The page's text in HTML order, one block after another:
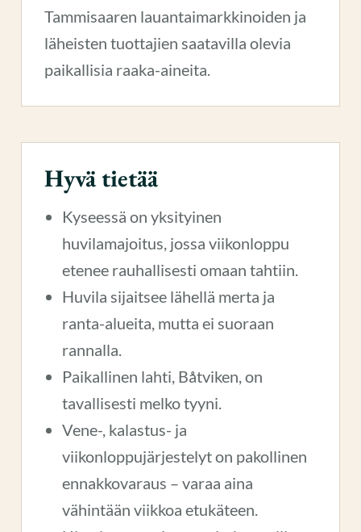
Tammisaaren lauantaimarkkinoiden ja
läheisten tuottajien saatavilla olevia
paikallisia raaka-aineita.
Hyvä tietää
Kyseessä on yksityinen
huvilamajoitus, jossa viikonloppu
etenee rauhallisesti omaan tahtiin.
Huvila sijaitsee lähellä merta ja
ranta-alueita, mutta ei suoraan
rannalla.
Paikallinen lahti, Båtviken, on
tavallisesti melko tyyni.
Vene-, kalastus- ja
viikonloppujärjestelyt on pakollinen
ennakkovaraus – varaa aina
vähintään viikkoa etukäteen.